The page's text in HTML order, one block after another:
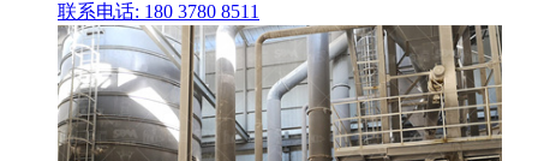
联系电话: 180 3780 8511